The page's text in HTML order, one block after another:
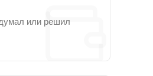
или решил